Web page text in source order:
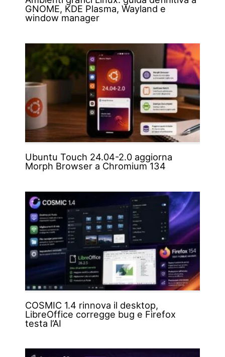
GNOME, KDE Plasma, Wayland e
window manager
Ubuntu Touch 24.04-2.0 aggiorna
Morph Browser a Chromium 134
COSMIC 1.4 rinnova il desktop,
LibreOffice corregge bug e Firefox
testa l’AI